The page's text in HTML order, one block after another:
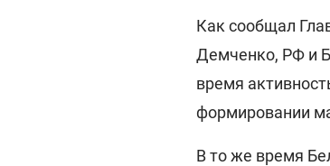
Как сообщал
Демченко, РФ и
время
формировании
В то же время